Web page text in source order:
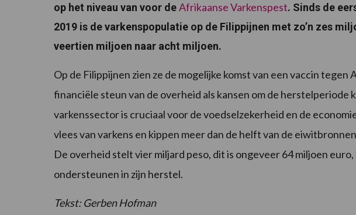
op het niveau van voor deAfrikaanse Varkenspest. Sinds de
2019 is de varkenspopulatie op de Filippijnen met zo’n zes
veertien miljoen naar acht miljoen.
Op de Filippijnen zien ze de mogelijke komst van een vaccin tegen
financiële steun van de overheid als kansen om de herstelperiode
varkenssector is cruciaal voor de voedselzekerheid en de
vlees van varkens en kippen meer dan de helft van de
De overheid stelt vier miljard peso, dit is ongeveer 64 miljoen
ondersteunen in zijn herstel.
Tekst: Gerben Hofman